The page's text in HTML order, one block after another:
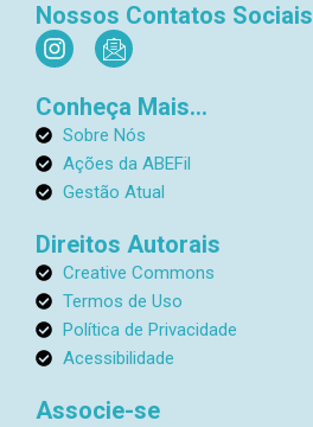
Nossos Contatos Sociais
I
n
t
a
g
a
m
I
c
n
-
e
m
a
l
1
Conheça Mais...
Sobre Nós
Ações da ABEFil
Gestão Atual
Direitos Autorais
Creative Commons
Termos de Uso
Política de Privacidade
Acessibilidade
Associe-se